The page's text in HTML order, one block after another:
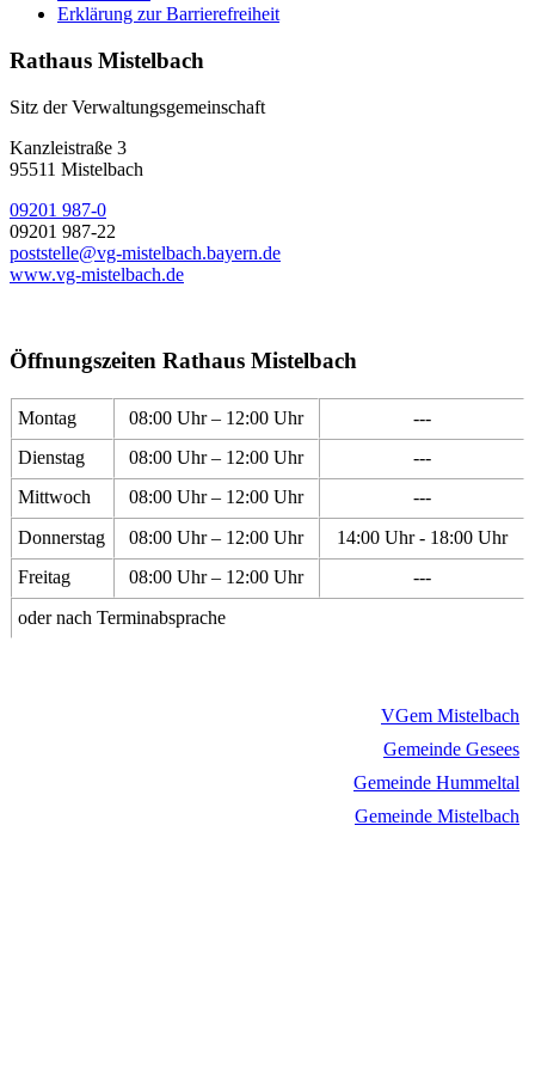
Erklärung zur Barrierefreiheit
Rathaus Mistelbach
Sitz der Verwaltungsgemeinschaft
Kanzleistraße 3
95511 Mistelbach
09201 987-0
09201 987-22
poststelle@vg-mistelbach.bayern.de
www.vg-mistelbach.de
Öffnungszeiten Rathaus Mistelbach
Montag 08:00 Uhr – 12:00 Uhr
---
Dienstag
08:00 Uhr – 12:00 Uhr
---
Mittwoch
08:00 Uhr – 12:00 Uhr
---
Donnerstag
08:00 Uhr – 12:00 Uhr
14:00 Uhr - 18:00 Uhr
Freitag
08:00 Uhr – 12:00 Uhr
---
oder nach Terminabsprache
VGem Mistelbach
Gemeinde Gesees
Gemeinde Hummeltal
Gemeinde Mistelbach